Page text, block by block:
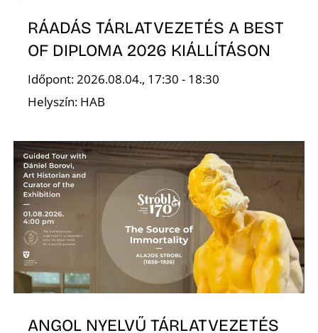
RÁADÁS TÁRLATVEZETÉS A BEST
OF DIPLOMA 2026 KIÁLLÍTÁSON
Időpont: 2026.08.04., 17:30 - 18:30
Helyszín: HAB
ANGOL NYELVŰ TÁRLATVEZETÉS